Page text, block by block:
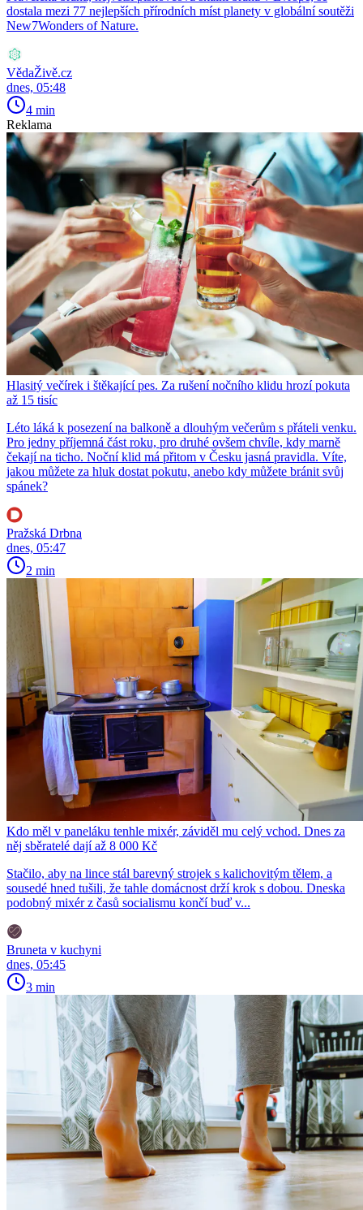
dostala mezi 77 nejlepších přírodních míst planety v globální soutěži
New7Wonders of Nature.
VědaŽivě.cz
dnes, 05:48
4 min
Reklama
Hlasitý večírek i štěkající pes. Za rušení nočního klidu hrozí pokuta
až 15 tisíc
Léto láká k posezení na balkoně a dlouhým večerům s přáteli venku.
Pro jedny příjemná část roku, pro druhé ovšem chvíle, kdy marně
čekají na ticho. Noční klid má přitom v Česku jasná pravidla. Víte,
jakou můžete za hluk dostat pokutu, anebo kdy můžete bránit svůj
spánek?
Pražská Drbna
dnes, 05:47
2 min
Kdo měl v paneláku tenhle mixér, záviděl mu celý vchod. Dnes za
něj sběratelé dají až 8 000 Kč
Stačilo, aby na lince stál barevný strojek s kalichovitým tělem, a
sousedé hned tušili, že tahle domácnost drží krok s dobou. Dneska
podobný mixér z časů socialismu končí buď v...
Bruneta v kuchyni
dnes, 05:45
3 min